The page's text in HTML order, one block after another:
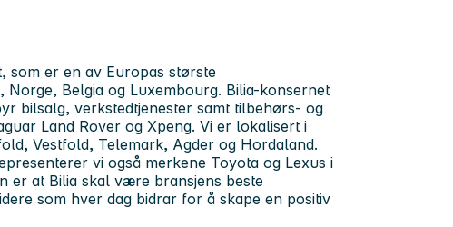
som er en av Europas største
Belgia og Luxembourg. Bilia-konsernet
bilsalg, verkstedtjenester samt tilbehørs- og
Land Rover og Xpeng. Vi er lokalisert i
Vestfold, Telemark, Agder og Hordaland.
vi også merkene Toyota og Lexus i
er at Bilia skal være bransjens beste
som hver dag bidrar for å skape en positiv